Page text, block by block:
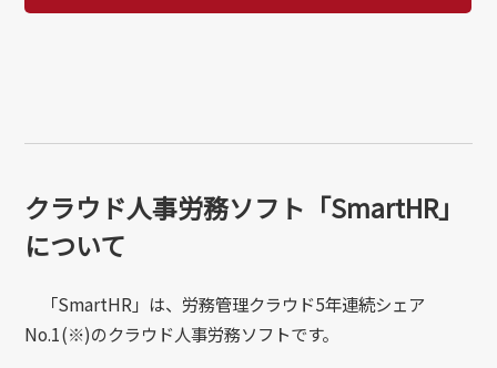
クラウド人事労務ソフト「SmartHR」
について
「SmartHR」は、労務管理クラウド5年連続シェア
No.1(※)のクラウド人事労務ソフトです。